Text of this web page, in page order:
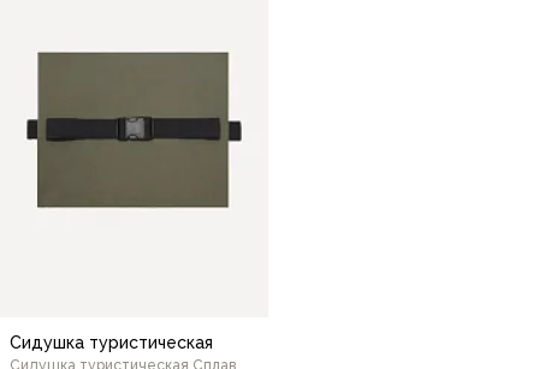
Сидушка туристическая
Сидушка туристическая Сплав